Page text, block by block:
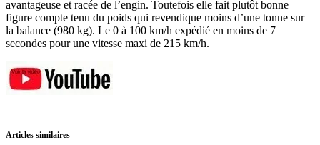
avantageuse et racée de l’engin. Toutefois elle fait plutôt bonne
figure compte tenu du poids qui revendique moins d’une tonne sur
la balance (980 kg). Le 0 à 100 km/h expédié en moins de 7
secondes pour une vitesse maxi de 215 km/h.
Articles similaires